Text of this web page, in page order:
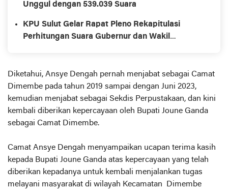
Unggul dengan 539.039 Suara
KPU Sulut Gelar Rapat Pleno Rekapitulasi
Perhitungan Suara Gubernur dan Wakil
Diketahui, Ansye Dengah pernah menjabat sebagai Camat
Dimembe pada tahun 2019 sampai dengan Juni 2023,
kemudian menjabat sebagai Sekdis Perpustakaan, dan kini
kembali diberikan kepercayaan oleh Bupati Joune Ganda
sebagai Camat Dimembe.
Camat Ansye Dengah menyampaikan ucapan terima kasih
kepada Bupati Joune Ganda atas kepercayaan yang telah
diberikan kepadanya untuk kembali menjalankan tugas
melayani masyarakat di wilayah Kecamatan Dimembe